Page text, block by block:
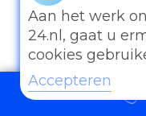
Aan het werk
24.nl, gaat u
cookies
Accepteren